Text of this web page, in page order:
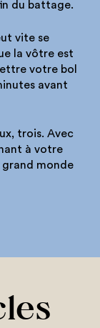
du battage.
vite se
la vôtre est
votre bol
avant
trois. Avec
à votre
monde